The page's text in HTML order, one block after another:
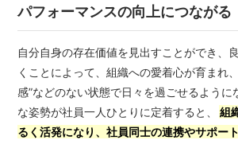
パフォーマンスの向上につながる
自分自身の存在価値を見出すことができ、
くことによって、組織への愛着心が育まれ
感”などのない状態で日々を過ごせるように
な姿勢が社員一人ひとりに定着すると、
組
るく活発になり、社員同士の連携やサポー